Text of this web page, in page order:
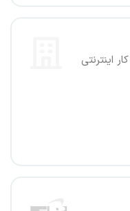
اینترنتی